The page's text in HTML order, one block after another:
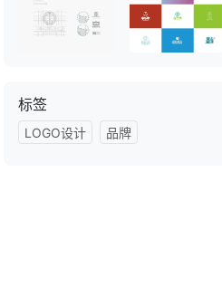
标签
LOGO设计 品牌